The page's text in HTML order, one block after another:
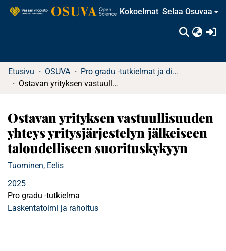
Kokoelmat Selaa Osuvaa
Etusivu OSUVA
Pro gradu -tutkielmat ja diplomityöt
Ostavan yrityksen vastuullisuuden yhteys yritysjärjestelyn jälkeiseen taloudelliseen suorituskykyyn
Ostavan yrityksen vastuullisuuden
yhteys yritysjärjestelyn jälkeiseen
taloudelliseen suorituskykyyn
Tuominen, Eelis
2025
Pro gradu -tutkielma
Laskentatoimi ja rahoitus